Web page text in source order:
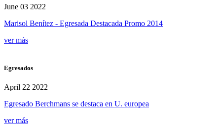
June 03 2022
Marisol Benítez - Egresada Destacada Promo 2014
ver más
Egresados
April 22 2022
Egresado Berchmans se destaca en U. europea
ver más